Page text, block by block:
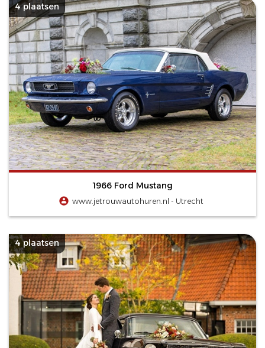
4 plaatsen
1966 Ford Mustang
www.jetrouwautohuren.nl - Utrecht
4 plaatsen